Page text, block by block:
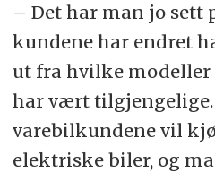
– Det har man jo sett
kundene har endret
ut fra hvilke modeller
har vært
varebilkundene vil
elektriske biler, og